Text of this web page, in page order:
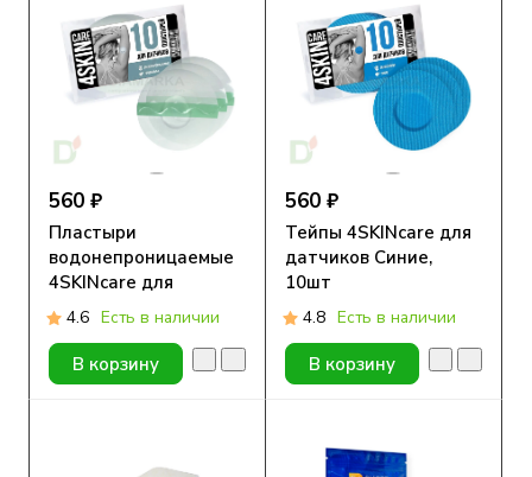
560 ₽
Пластыри
водонепроницаемые
4SKINcare для
датчиков
Прозрачные, 10шт
4.6 Есть в наличии
В корзину
560 ₽
Тейпы 4SKINcare для
датчиков Синие,
10шт
4.8 Есть в наличии
В корзину